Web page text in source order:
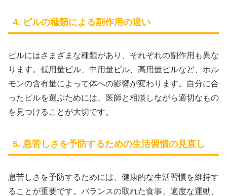
4. ピルの種類による副作用の違い
ピルにはさまざまな種類があり、それぞれの副作用も異な
ります。低用量ピル、中用量ピル、高用量ピルなど、ホル
モンの含有量によって体への影響が変わります。自分に合
ったピルを選ぶためには、医師と相談しながら適切なもの
を見つけることが大切です。
5. 息苦しさを予防するための生活習慣の見直し
息苦しさを予防するためには、健康的な生活習慣を維持す
ることが重要です。バランスの取れた食事、適度な運動、